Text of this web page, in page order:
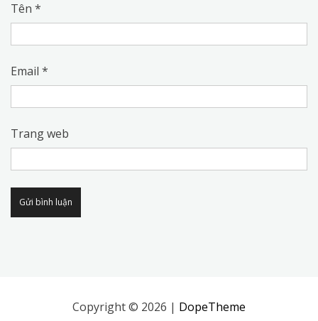
Tên *
Email *
Trang web
Copyright © 2026 | DopeTheme